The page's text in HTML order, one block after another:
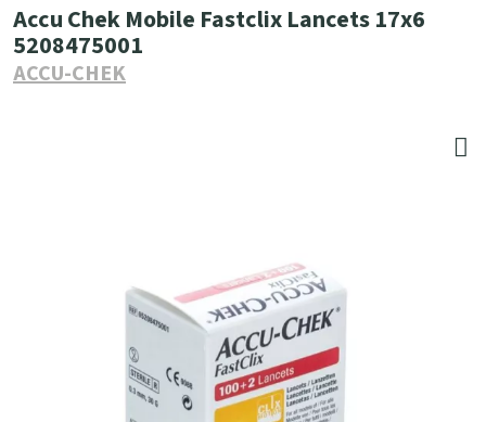
Accu Chek Mobile Fastclix Lancets 17x6
5208475001
ACCU-CHEK